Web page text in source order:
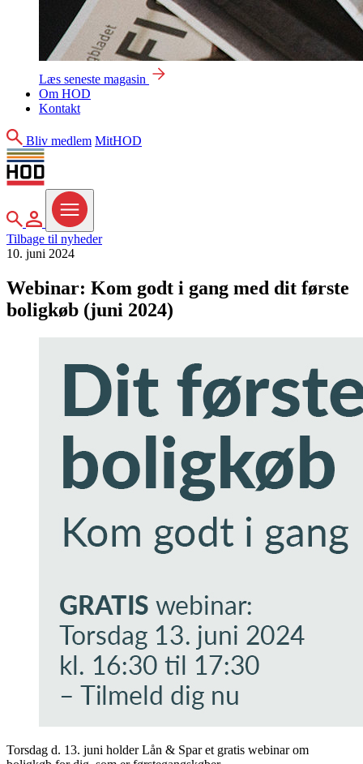
Læs seneste magasin
Om HOD
Kontakt
Søg
Bliv medlem MitHOD
MitHOD
Menu
Tilbage til nyheder
10. juni 2024
Webinar: Kom godt i gang med dit første
boligkøb (juni 2024)
Torsdag d. 13. juni holder Lån & Spar et gratis webinar om